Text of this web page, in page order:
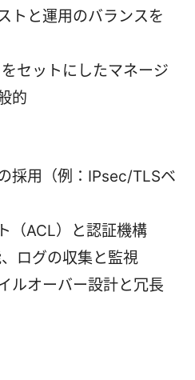
トと運用のバランスを
をセットにしたマネージ
的
採用（例：IPsec/TLSベ
（ACL）と認証機構
、ログの収集と監視
ルオーバー設計と冗長